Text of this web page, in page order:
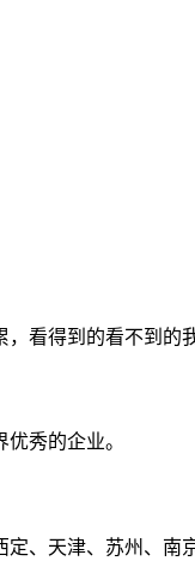
看得到的看不到的
秀的企业。
、天津、苏州、